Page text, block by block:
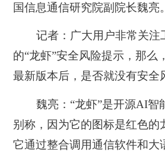
国信息通信研究院副院长魏亮。
记者：广大用户非常关注
的“龙虾”安全风险提示，那么
最新版本后，是否就没有安全
魏亮：“龙虾”是开源AI智
别称，因为它的图标是红色的
它通过整合调用通信软件和大